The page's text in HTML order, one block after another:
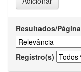
Resultados/Página
Registro(s)